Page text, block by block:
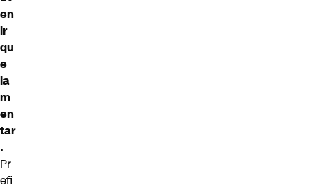
en
ir
qu
e
la
m
en
tar
.
Pr
efi